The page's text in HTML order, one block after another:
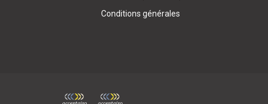
Conditions générales